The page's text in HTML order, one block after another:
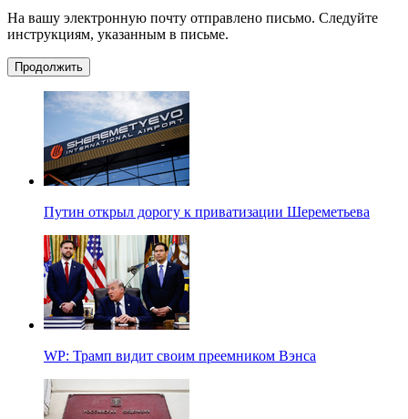
На вашу электронную почту отправлено письмо. Следуйте
инструкциям, указанным в письме.
Продолжить
Путин открыл дорогу к приватизации Шереметьева
WP: Трамп видит своим преемником Вэнса